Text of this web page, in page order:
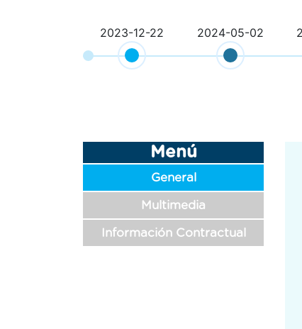
navegación
2023-12-22 2024-05-02
Menú
General
Multimedia
Información Contractual